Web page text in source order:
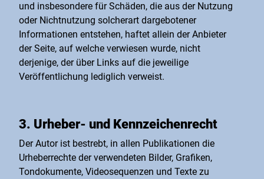
und insbesondere für Schäden, die aus der Nutzung
oder Nichtnutzung solcherart dargebotener
Informationen entstehen, haftet allein der Anbieter
der Seite, auf welche verwiesen wurde, nicht
derjenige, der über Links auf die jeweilige
Veröffentlichung lediglich verweist.
3. Urheber- und Kennzeichenrecht
Der Autor ist bestrebt, in allen Publikationen die
Urheberrechte der verwendeten Bilder, Grafiken,
Tondokumente, Videosequenzen und Texte zu